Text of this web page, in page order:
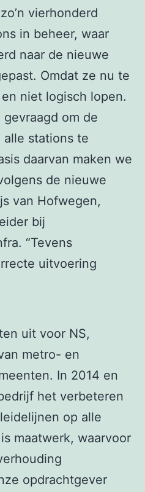
vierhonderd
in beheer, waar
naar de nieuwe
Omdat ze nu te
niet logisch lopen.
gevraagd om de
stations te
daarvan maken we
de nieuwe
van Hofwegen,
bij
“Tevens
uitvoering
uit voor NS,
metro- en
In 2014 en
het verbeteren
op alle
maatwerk, waarvoor
opdrachtgever